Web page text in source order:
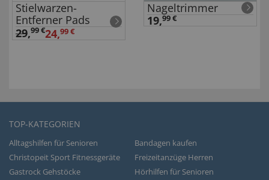
Stielwarzen-
Entferner Pads
29,99 €24,99 €
Nageltrimmer
19,99 €
TOP-KATEGORIEN
Alltagshilfen für Senioren
Bandagen kaufen
Christopeit Sport Fitnessgeräte
Freizeitanzüge Herren
Gastrock Gehstöcke
Hörhilfen für Senioren